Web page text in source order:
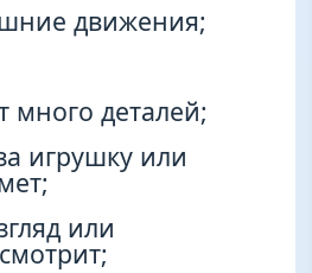
движения;
много деталей;
игрушку или
или